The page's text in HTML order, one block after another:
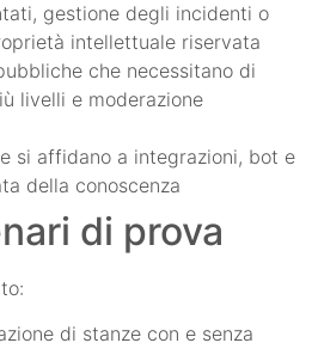
gestione degli incidenti o
intellettuale riservata
che necessitano di
livelli e moderazione
si affidano a integrazioni, bot e
della conoscenza
di prova
di stanze con e senza